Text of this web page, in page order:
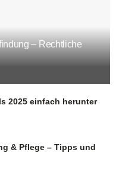
– Rechtliche
2025 einfach herunter
& Pflege – Tipps und